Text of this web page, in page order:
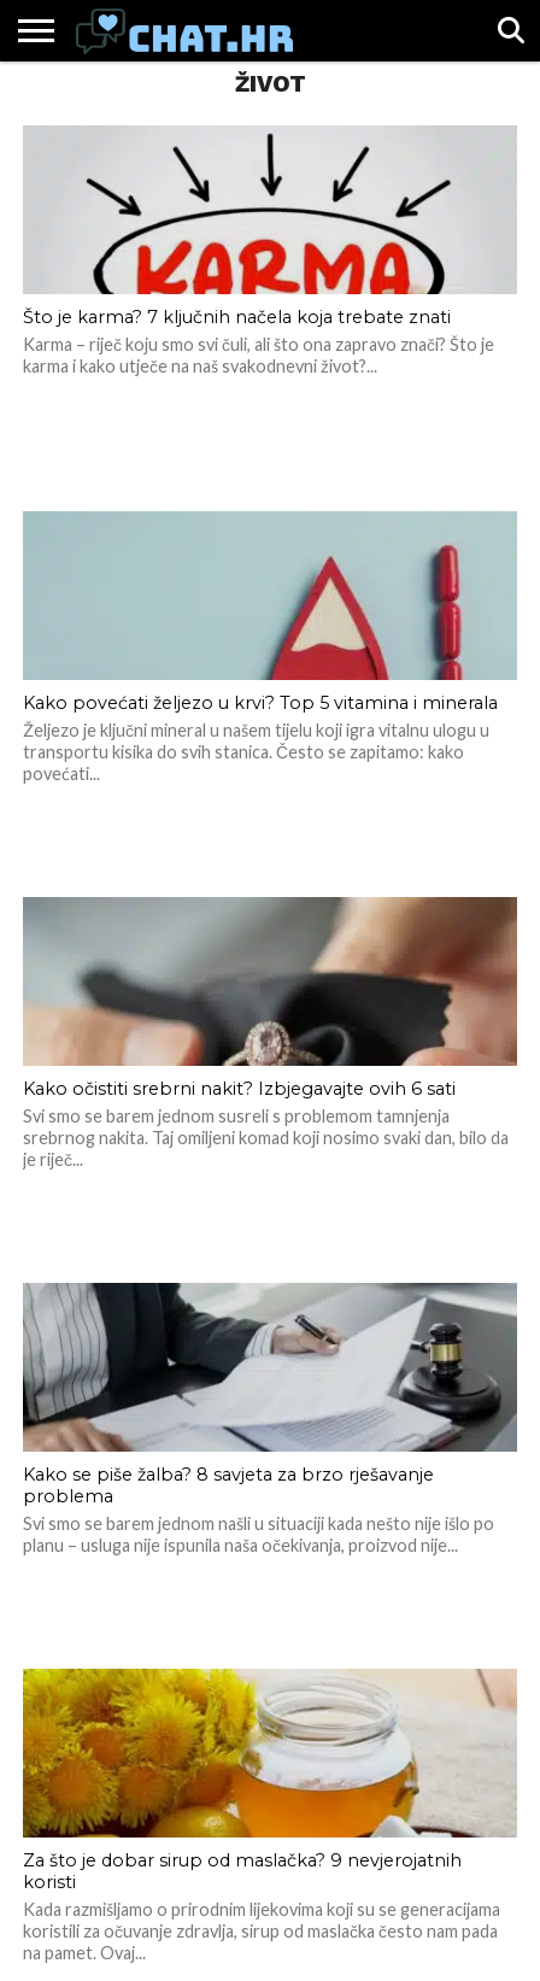
ŽIVOT
Što je karma? 7 ključnih načela koja trebate znati
Karma – riječ koju smo svi čuli, ali što ona zapravo znači? Što je
karma i kako utječe na naš svakodnevni život?...
Kako povećati željezo u krvi? Top 5 vitamina i minerala
Željezo je ključni mineral u našem tijelu koji igra vitalnu ulogu u
transportu kisika do svih stanica. Često se zapitamo: kako
povećati...
Kako očistiti srebrni nakit? Izbjegavajte ovih 6 sati
Svi smo se barem jednom susreli s problemom tamnjenja
srebrnog nakita. Taj omiljeni komad koji nosimo svaki dan, bilo da
je riječ...
Kako se piše žalba? 8 savjeta za brzo rješavanje
problema
Svi smo se barem jednom našli u situaciji kada nešto nije išlo po
planu – usluga nije ispunila naša očekivanja, proizvod nije...
Za što je dobar sirup od maslačka? 9 nevjerojatnih
koristi
Kada razmišljamo o prirodnim lijekovima koji su se generacijama
koristili za očuvanje zdravlja, sirup od maslačka često nam pada
na pamet. Ovaj...